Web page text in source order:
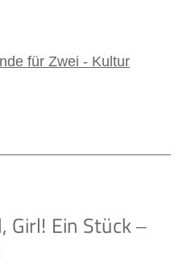
für Zwei - Kultur
Girl! Ein Stück ‒